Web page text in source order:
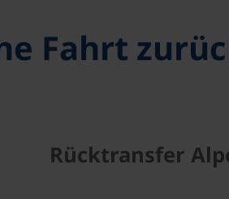
Fahrt
Rücktransfer